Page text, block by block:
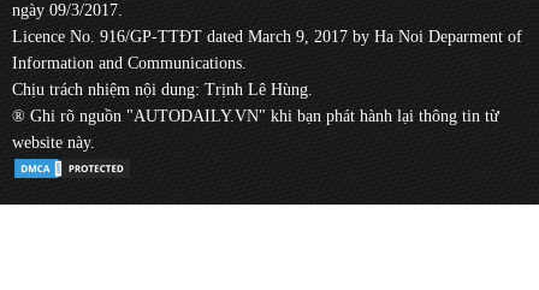
ngày 09/3/2017.
Licence No. 916/GP-TTĐT dated March 9, 2017 by Ha Noi Deparment of
Information and Communications.
Chịu trách nhiệm nội dung: Trịnh Lê Hùng.
® Ghi rõ nguồn "AUTODAILY.VN" khi bạn phát hành lại thông tin từ
website này.